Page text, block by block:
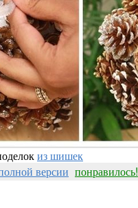
из шишек
версии понравилось!